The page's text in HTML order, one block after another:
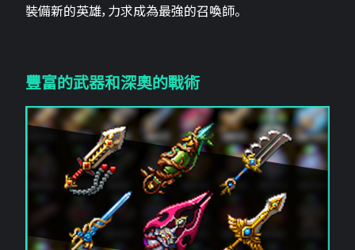
裝備新的英雄，力求成為最強的召喚師。
豐富的武器和深奧的戰術